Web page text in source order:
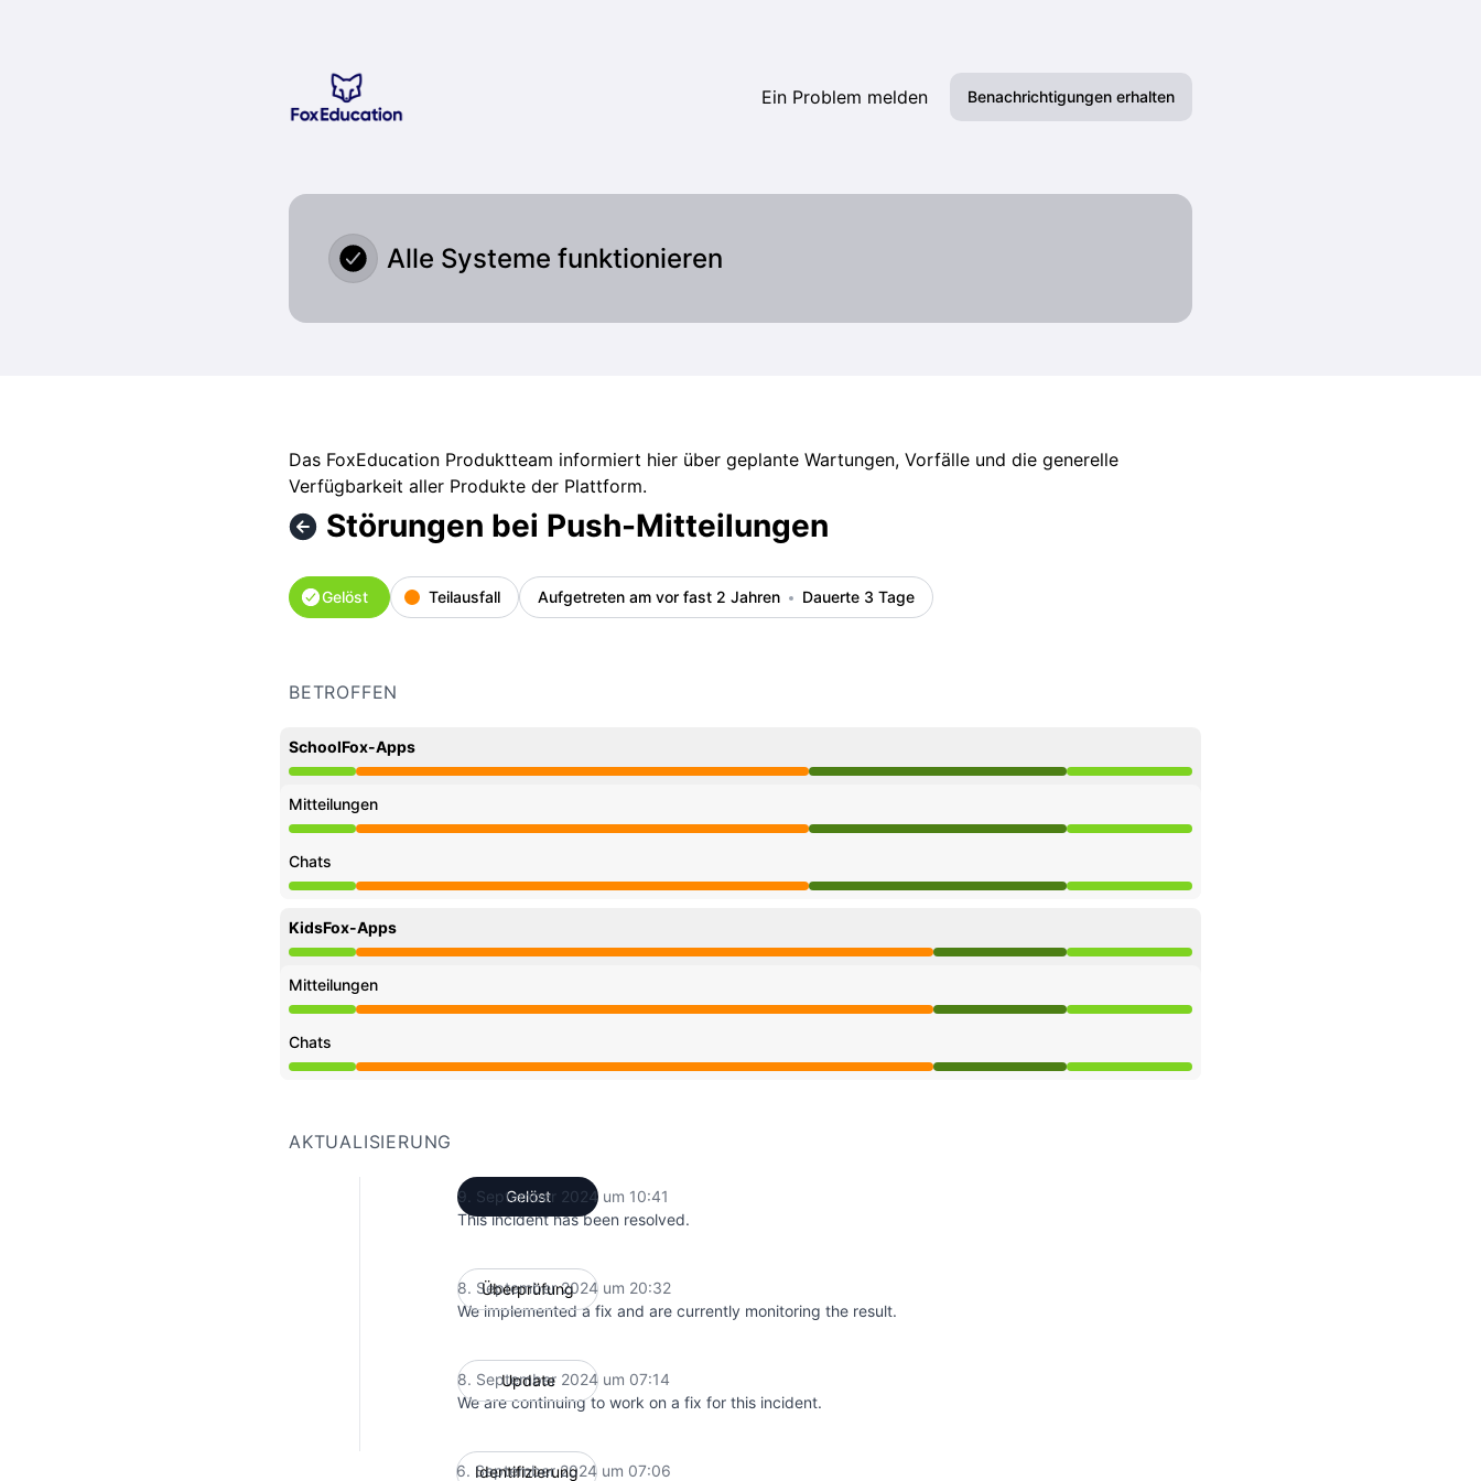
Ein Problem melden Benachrichtigungen erhalten
Alle Systeme funktionieren
Das FoxEducation Produktteam informiert hier über geplante Wartungen, Vorfälle und die generelle
Verfügbarkeit aller Produkte der Plattform.
Störungen bei Push-Mitteilungen
Gelöst Teilausfall Aufgetreten am vor fast 2 Jahren Dauerte 3 Tage
BETROFFEN
SchoolFox-Apps
Teilausfall aus 7:06 AM zu 7:14 AM, Funktionsfähig aus 7:14 AM zu 10:41 AM
Mitteilungen
Teilausfall aus 7:06 AM zu 7:14 AM, Funktionsfähig aus 7:14 AM zu 10:41 AM
Chats
Teilausfall aus 7:06 AM zu 7:14 AM, Funktionsfähig aus 7:14 AM zu 10:41 AM
KidsFox-Apps
Teilausfall aus 7:06 AM zu 8:32 PM, Funktionsfähig aus 8:32 PM zu 10:41 AM
Mitteilungen
Teilausfall aus 7:06 AM zu 8:32 PM, Funktionsfähig aus 8:32 PM zu 10:41 AM
Chats
Teilausfall aus 7:06 AM zu 8:32 PM, Funktionsfähig aus 8:32 PM zu 10:41 AM
AKTUALISIERUNG
Gelöst
9. September 2024 um 10:41
This incident has been resolved.
Überprüfung
8. September 2024 um 20:32
We implemented a fix and are currently monitoring the result.
Update
8. September 2024 um 07:14
We are continuing to work on a fix for this incident.
Identifizierung
6. September 2024 um 07:06